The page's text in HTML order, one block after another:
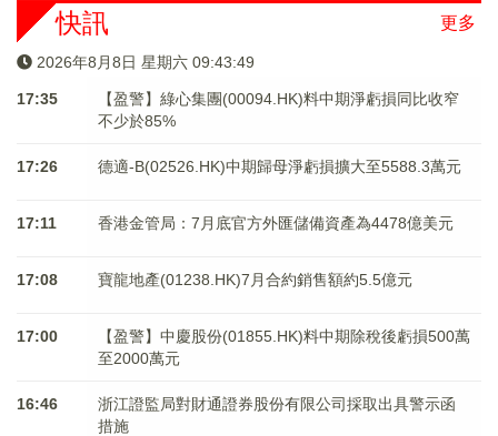
更多
快訊
2026年8月8日 星期六 09:43:49
17:35
【盈警】綠心集團(00094.HK)料中期淨虧損同比收窄
不少於85%
17:26 德適-B(02526.HK)中期歸母淨虧損擴大至5588.3萬元
17:11 香港金管局：7月底官方外匯儲備資產為4478億美元
17:08 寶龍地產(01238.HK)7月合約銷售額約5.5億元
17:00
【盈警】中慶股份(01855.HK)料中期除稅後虧損500萬
至2000萬元
16:46
浙江證監局對財通證券股份有限公司採取出具警示函
措施